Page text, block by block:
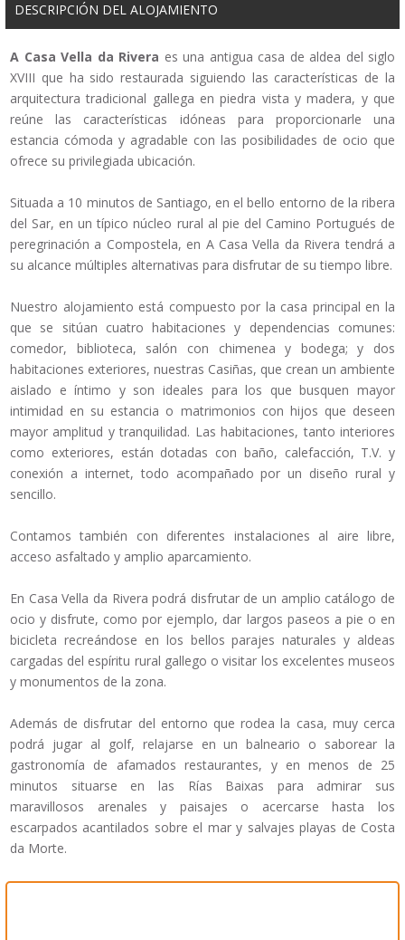
DESCRIPCIÓN DEL ALOJAMIENTO
A Casa Vella da Rivera es una antigua casa de aldea del siglo
XVIII que ha sido restaurada siguiendo las características de la
arquitectura tradicional gallega en piedra vista y madera, y que
reúne las características idóneas para proporcionarle una
estancia cómoda y agradable con las posibilidades de ocio que
ofrece su privilegiada ubicación.
Situada a 10 minutos de Santiago, en el bello entorno de la ribera
del Sar, en un típico núcleo rural al pie del Camino Portugués de
peregrinación a Compostela, en A Casa Vella da Rivera tendrá a
su alcance múltiples alternativas para disfrutar de su tiempo libre.
Nuestro alojamiento está compuesto por la casa principal en la
que se sitúan cuatro habitaciones y dependencias comunes:
comedor, biblioteca, salón con chimenea y bodega; y dos
habitaciones exteriores, nuestras Casiñas, que crean un ambiente
aislado e íntimo y son ideales para los que busquen mayor
intimidad en su estancia o matrimonios con hijos que deseen
mayor amplitud y tranquilidad. Las habitaciones, tanto interiores
como exteriores, están dotadas con baño, calefacción, T.V. y
conexión a internet, todo acompañado por un diseño rural y
sencillo.
Contamos también con diferentes instalaciones al aire libre,
acceso asfaltado y amplio aparcamiento.
En Casa Vella da Rivera podrá disfrutar de un amplio catálogo de
ocio y disfrute, como por ejemplo, dar largos paseos a pie o en
bicicleta recreándose en los bellos parajes naturales y aldeas
cargadas del espíritu rural gallego o visitar los excelentes museos
y monumentos de la zona.
Además de disfrutar del entorno que rodea la casa, muy cerca
podrá jugar al golf, relajarse en un balneario o saborear la
gastronomía de afamados restaurantes, y en menos de 25
minutos situarse en las Rías Baixas para admirar sus
maravillosos arenales y paisajes o acercarse hasta los
escarpados acantilados sobre el mar y salvajes playas de Costa
da Morte.